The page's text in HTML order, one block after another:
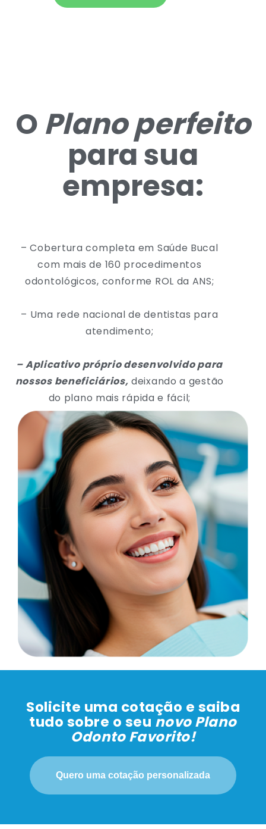
O Plano perfeito
para sua
empresa:
– Cobertura completa em Saúde Bucal
com mais de 160 procedimentos
odontológicos, conforme ROL da ANS;
– Uma rede nacional de dentistas para
atendimento;
– Aplicativo próprio desenvolvido para
nossos beneficiários, deixando a gestão
do plano mais rápida e fácil;
Solicite uma cotação e saiba
tudo sobre o seu novo Plano
Odonto Favorito!
Quero uma cotação personalizada